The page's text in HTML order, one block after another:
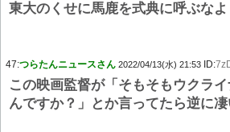
東大のくせに馬鹿を式典に呼ぶなよ
47:つらたんニュースさん 2022/04/13(水) 21:53 ID:
この映画監督が「そもそもウクラ
んですか？」とか言ってたら逆に